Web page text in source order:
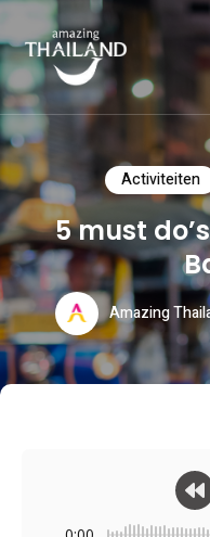
AMAZING
Officiële website van de
Activiteiten
5 must
Amazing